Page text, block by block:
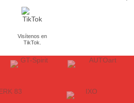
Visítenos en
TikTok.